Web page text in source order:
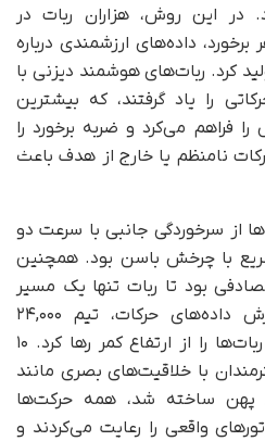
در این روش، هزاران ربات در
داده‌های ارزشمندی درباره
کرد. ربات‌‌های هوشمند دیزنی با
را یاد گرفتند، که بیشترین
می‌کرد و ضربه برخورد را
نامنظم یا خارج از هدف باعث
از سرخوردگی جانبی با سرعت دو
با چرخش باسن بود. همچنین
بود تا ربات تنها یک مسیر
ثابت یاد نگیرد. برای گسترش داده‌های حرکات، تیم ۲۴,۰۰۰
وضعیت پایدار طراحی کرد و ربات‌ها را از ارتفاع کمر رها کرد. ۱۰
با خلاقیت‌های بصری مانند
پهن ساخته شد، همه حرکت‌ها
واقعی را رعایت می‌کردند و